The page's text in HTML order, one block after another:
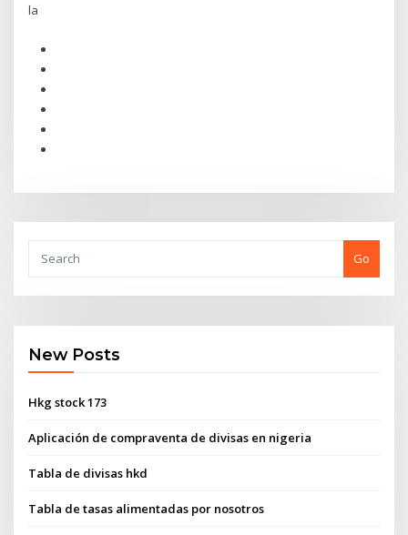
la
Go
New Posts
Hkg stock 173
Aplicación de compraventa de divisas en nigeria
Tabla de divisas hkd
Tabla de tasas alimentadas por nosotros